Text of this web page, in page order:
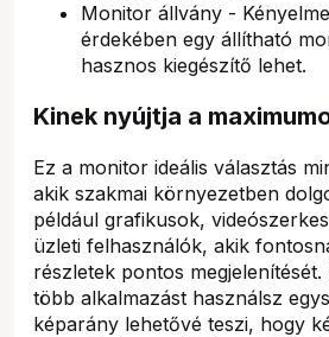
Monitor állvány -
érdekében egy állítható
hasznos kiegészítő lehet.
Kinek nyújtja a
Ez a monitor ideális választás
akik szakmai környezetben
például grafikusok,
üzleti felhasználók, akik
részletek pontos
több alkalmazást használsz
képarány lehetővé teszi, hogy